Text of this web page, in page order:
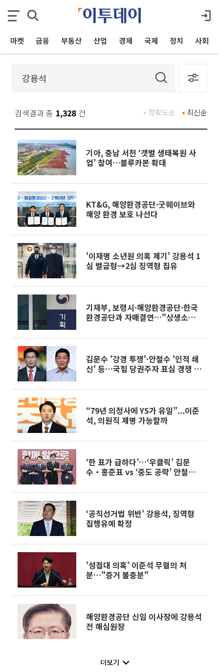
마켓 금융 부동산 산업 경제 국제 정치 사회
검색결과 총 1,328 건 최신순
정확도순
기아, 충남 서천 ‘갯벌 생태복원 사
업’ 참여⋯블루카본 확대
KT&G, 해양환경공단·굿웨이브와
해양 환경 보호 나선다
'이재명 소년원 의혹 제기' 강용석 1
심 벌금형→2심 징역형 집유
기재부, 보령시·해양환경공단·한국
환경공단과 자매결연…"상생소비
김문수 '강경 투쟁'·안철수 '인적 쇄
신' 등…국힘 당권주자 표심 경쟁 본
“79년 의정사에 YS가 유일”...이준
석, 의원직 제명 가능할까
‘한 표가 급하다’…‘우클릭’ 김문
수‧홍준표 vs ‘중도 공략’ 안철
‘공직선거법 위반’ 강용석, 징역형
집행유예 확정
'성접대 의혹' 이준석 무혐의 처
분…"증거 불충분"
해양환경공단 신임 이사장에 강용석
전 해심원장
더보기